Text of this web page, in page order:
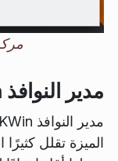
مدير النوافذ KWin
الميزة تقلل